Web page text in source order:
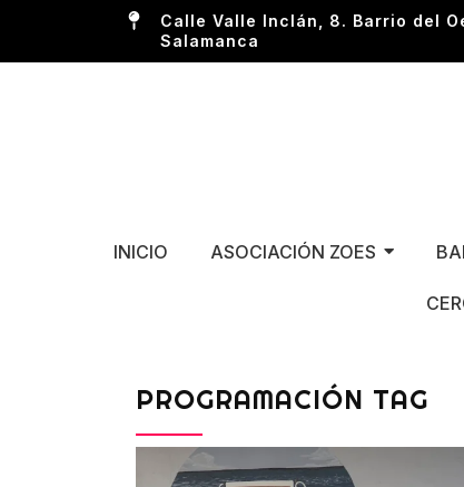
Calle Valle Inclán, 8. Barrio del
Salamanca
INICIO ASOCIACIÓN ZOES
PROGRAMACIÓN TAG